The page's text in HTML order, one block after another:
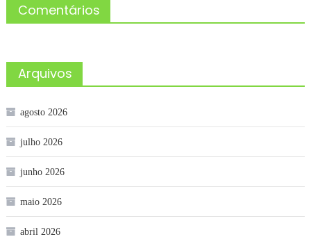
Comentários
Arquivos
agosto 2026
julho 2026
junho 2026
maio 2026
abril 2026